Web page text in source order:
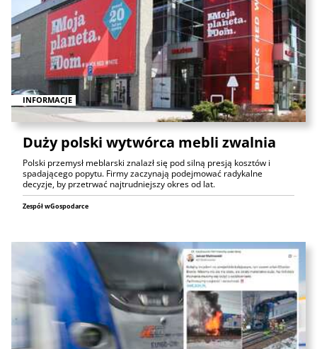
INFORMACJE
Duży polski wytwórca mebli zwalnia
Polski przemysł meblarski znalazł się pod silną presją kosztów i
spadającego popytu. Firmy zaczynają podejmować radykalne
decyzje, by przetrwać najtrudniejszy okres od lat.
Zespół wGospodarce